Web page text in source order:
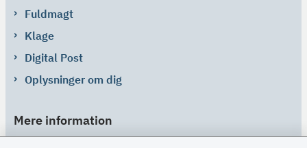
Fuldmagt
Klage
Digital Post
Oplysninger om dig
Mere information